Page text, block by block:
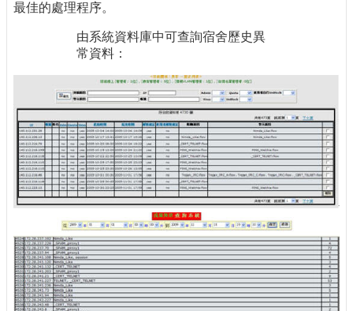
最佳的處理程序。
由系統資料庫中可查詢宿舍歷史異
常資料：